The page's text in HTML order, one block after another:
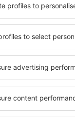
pentru
de proprietăți
facilități, precum
în timpul unui
centrul orașului,
puțin populare.
în funcție de nevoi
aveți
fără a fi nevoie
unitate de cazare.